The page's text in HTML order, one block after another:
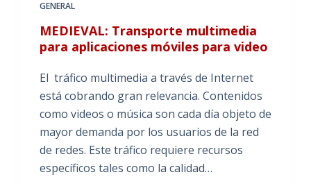
GENERAL
MEDIEVAL: Transporte multimedia
para aplicaciones móviles para video
El tráfico multimedia a través de Internet
está cobrando gran relevancia. Contenidos
como videos o música son cada día objeto de
mayor demanda por los usuarios de la red
de redes. Este tráfico requiere recursos
específicos tales como la calidad…